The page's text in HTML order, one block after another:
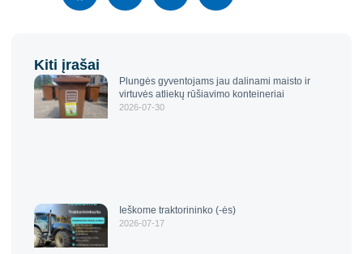
Kiti įrašai
Plungės gyventojams jau dalinami maisto ir
virtuvės atliekų rūšiavimo konteineriai
2026-07-30
Ieškome traktorininko (-ės)
2026-07-17